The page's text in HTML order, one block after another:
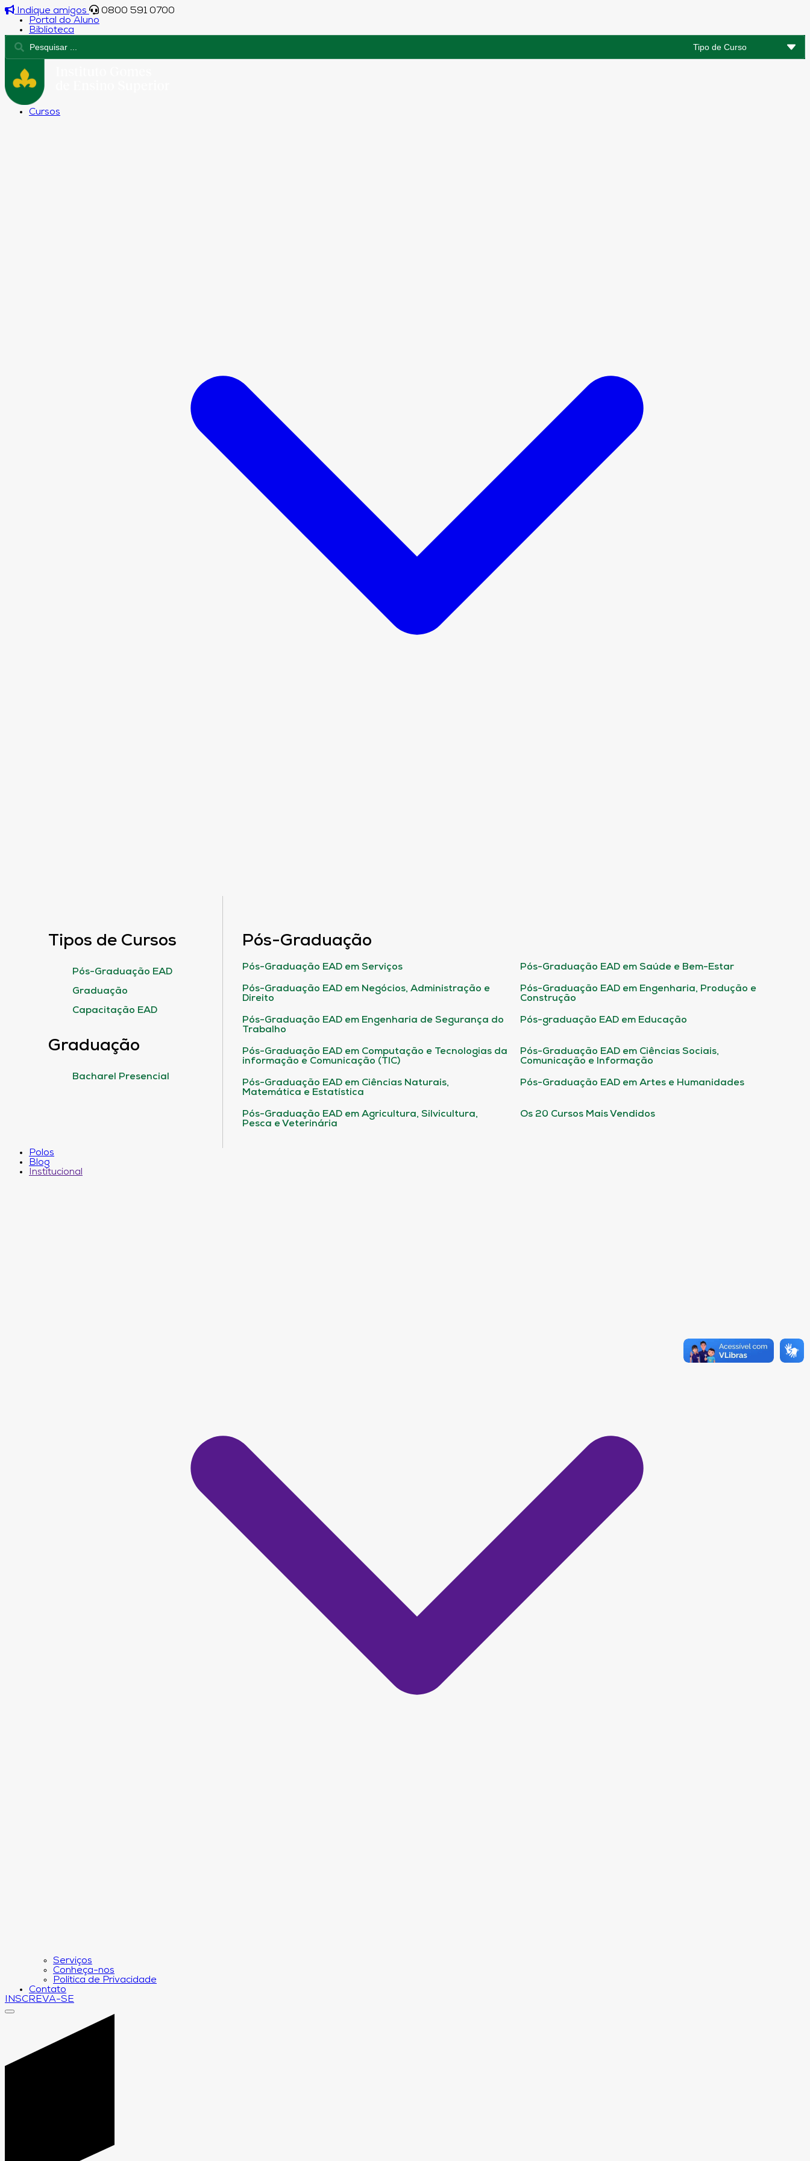
Indique amigos
0800 591 0700
Portal do Aluno
Biblioteca
Cursos
Tipos de Cursos
Pós-Graduação EAD
Graduação
Capacitação EAD
Graduação
Bacharel Presencial
Pós-Graduação
Pós-Graduação EAD em Serviços Pós-Graduação EAD em Saúde e Bem-Estar
Pós-Graduação EAD em Negócios, Administração e
Direito
Pós-Graduação EAD em Engenharia, Produção e
Construção
Pós-Graduação EAD em Engenharia de Segurança do
Trabalho
Pós-graduação EAD em Educação
Pós-Graduação EAD em Computação e Tecnologias da
informação e Comunicação (TIC)
Pós-Graduação EAD em Ciências Sociais,
Comunicação e Informação
Pós-Graduação EAD em Ciências Naturais,
Matemática e Estatística
Pós-Graduação EAD em Artes e Humanidades
Pós-Graduação EAD em Agricultura, Silvicultura,
Pesca e Veterinária
Os 20 Cursos Mais Vendidos
Polos
Blog
Institucional
Serviços
Conheça-nos
Política de Privacidade
Contato
INSCREVA-SE